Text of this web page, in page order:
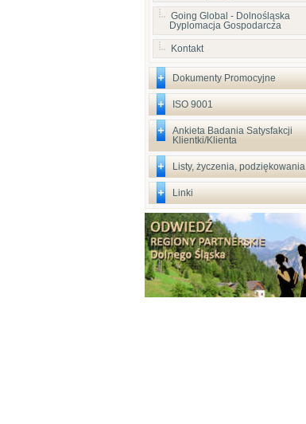
Going Global - Dolnośląska
Dyplomacja Gospodarcza
Kontakt
Dokumenty Promocyjne
ISO 9001
Ankieta Badania Satysfakcji
Klientki/Klienta
Listy, życzenia, podziękowania
Linki